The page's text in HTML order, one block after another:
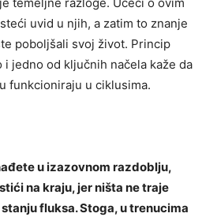
uvid u njih, a zatim to znanje
poboljšali svoj život. Princip
jedno od ključnih načela kaže da
funkcioniraju u ciklusima.
u izazovnom razdoblju,
na kraju, jer ništa ne traje
fluksa. Stoga, u trenucima